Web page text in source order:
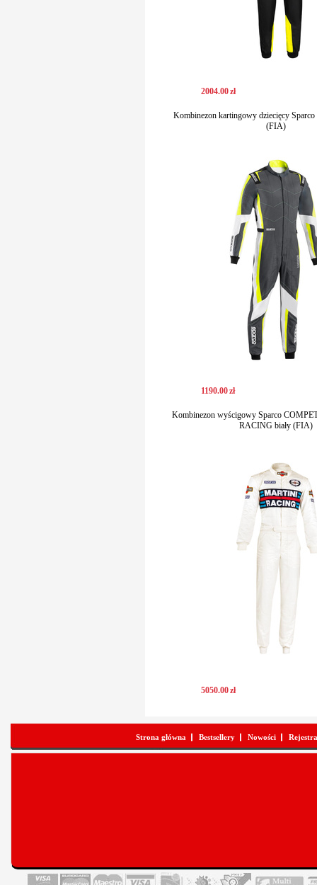
2004.00zł
Kombinezon kartingowy dziecięcy
(FIA)
1190.00zł
Kombinezon wyścigowy Sparco
RACING biały (FIA)
5050.00zł
Strona główna Bestsellery Nowości